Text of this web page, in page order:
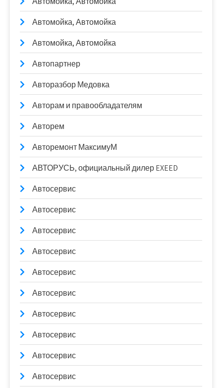
Автомойка, Автомойка
Автомойка, Автомойка
Автопартнер
Авторазбор Медовка
Авторам и правообладателям
Авторем
Авторемонт МаксимуМ
АВТОРУСЬ, официальный дилер EXEED
Автосервис
Автосервис
Автосервис
Автосервис
Автосервис
Автосервис
Автосервис
Автосервис
Автосервис
Автосервис